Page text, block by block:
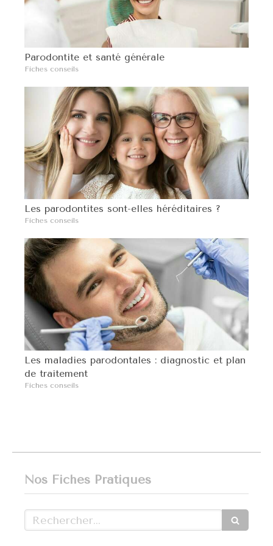
Parodontite et santé générale
Fiches conseils
Les parodontites sont-elles héréditaires ?
Fiches conseils
Les maladies parodontales : diagnostic et plan
de traitement
Fiches conseils
Nos Fiches Pratiques
Rechercher